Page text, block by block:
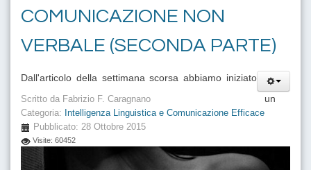
COMUNICAZIONE NON
VERBALE (SECONDA PARTE)
Scritto da Fabrizio F. Caragnano
Categoria:
Intelligenza Linguistica e Comunicazione Efficace
Pubblicato: 28 Ottobre 2015
Visite: 60452
Dall'articolo della settimana scorsa abbiamo iniziato
un